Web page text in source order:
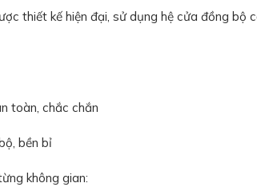
thiết kế hiện đại, sử dụng hệ cửa đồng bộ
toàn, chắc chắn
bền bỉ
không gian: